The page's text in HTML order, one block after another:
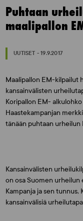
Puhtaan
maalipallon
UUTISET - 19.9.2017
Maalipallon EM-kilpailut
kansainvälisten
Koripallon EM-
Haastekampanjan
tänään puhtaan urheilun
Kansainvälisten
on osa Suomen urheilun
Kampanja ja sen
kansainvälisiä